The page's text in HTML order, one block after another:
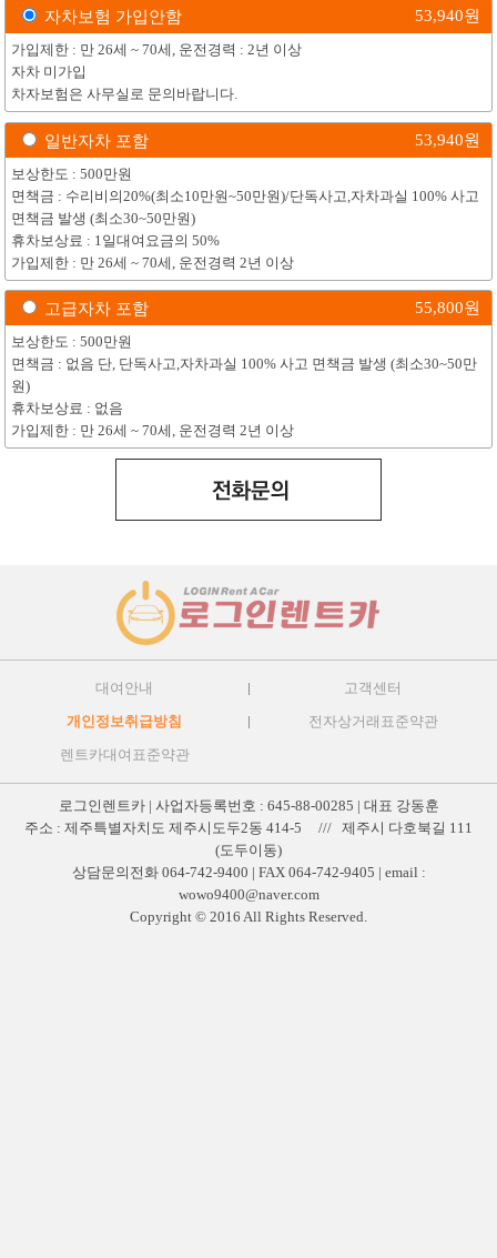
자차보험 가입안함 53,940원
가입제한 : 만 26세 ~ 70세, 운전경력 : 2년 이상
자차 미가입
차자보험은 사무실로 문의바랍니다.
일반자차 포함 53,940원
보상한도 : 500만원
면책금 : 수리비의20%(최소10만원~50만원)/단독사고,자차과실 100% 사고
면책금 발생 (최소30~50만원)
휴차보상료 : 1일대여요금의 50%
가입제한 : 만 26세 ~ 70세, 운전경력 2년 이상
고급자차 포함 55,800원
보상한도 : 500만원
면책금 : 없음 단, 단독사고,자차과실 100% 사고 면책금 발생 (최소30~50만
원)
휴차보상료 : 없음
가입제한 : 만 26세 ~ 70세, 운전경력 2년 이상
대여안내 고객센터
개인정보취급방침 전자상거래표준약관
렌트카대여표준약관
로그인렌트카 | 사업자등록번호 : 645-88-00285 | 대표 강동훈
주소 : 제주특별자치도 제주시도두2동 414-5 /// 제주시 다호북길 111
(도두이동)
상담문의전화 064-742-9400 | FAX 064-742-9405 | email :
wowo9400@naver.com
Copyright © 2016 All Rights Reserved.